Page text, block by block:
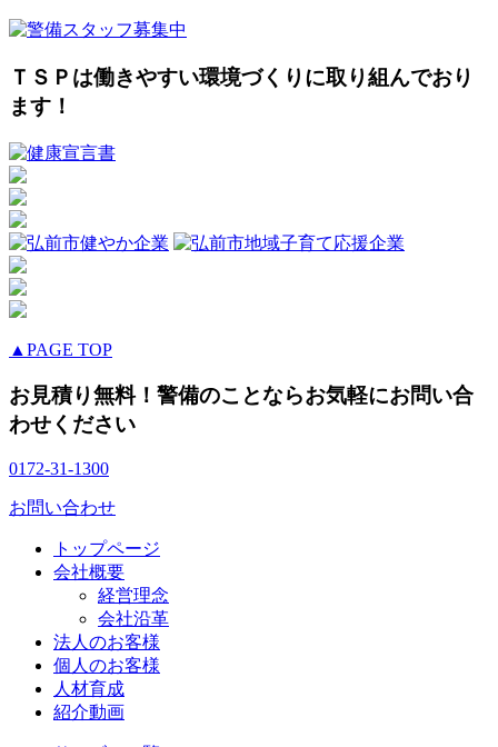
ＴＳＰは働きやすい環境づくりに取り組んでおり
ます！
▲PAGE TOP
お見積り無料！警備のことならお気軽にお問い合
わせください
0172-31-1300
お問い合わせ
トップページ
会社概要
経営理念
会社沿革
法人のお客様
個人のお客様
人材育成
紹介動画